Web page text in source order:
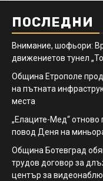
ПОСЛЕДНИ
Внимание, шофьори:
движениетов тунел
Община Етрополе
на пътната
места
„Елаците-Мед“ отново
повод Деня на
Община Ботевград
трудов договор за
център за